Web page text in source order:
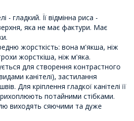
- гладкий. Її відмінна риса -
яка не має фактури. Має
жорсткість: вона м'якша, ніж
жорсткіша, ніж м'яка.
для створення контрастного
канітелі), застилання
Для кріплення гладкої канітелі її
потайними стібками.
виходять сяючими та дуже